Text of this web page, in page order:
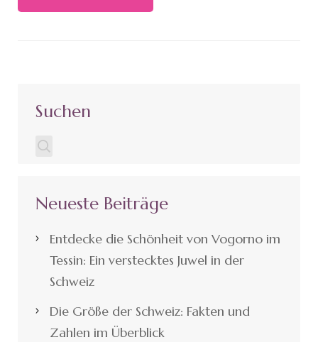
Suchen
Neueste Beiträge
Entdecke die Schönheit von Vogorno im
Tessin: Ein verstecktes Juwel in der
Schweiz
Die Größe der Schweiz: Fakten und
Zahlen im Überblick